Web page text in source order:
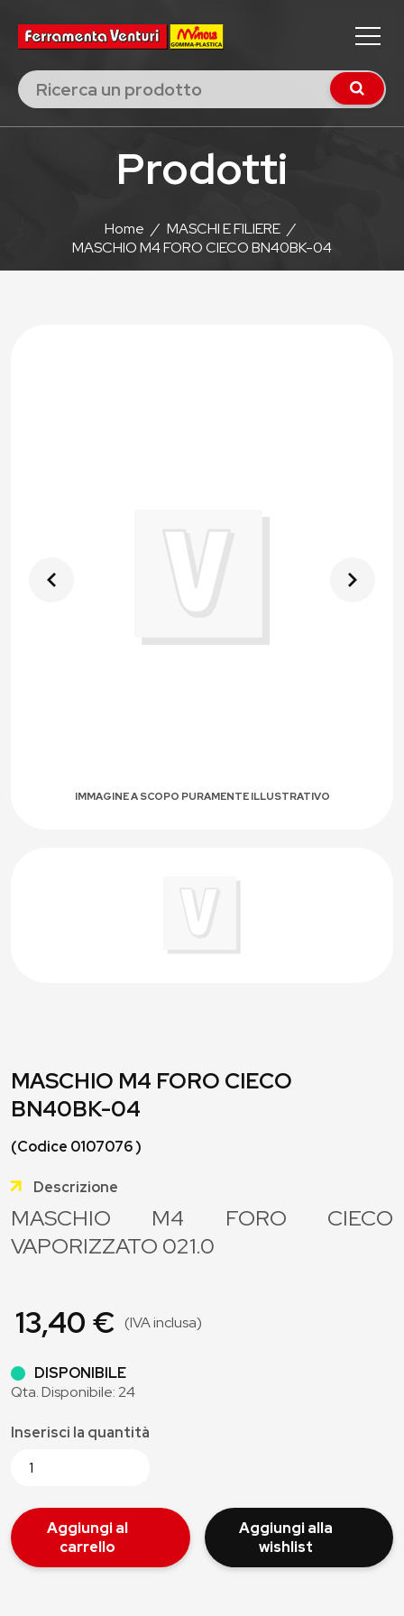
Prodotti
Home / MASCHI E FILIERE /
MASCHIO M4 FORO CIECO BN40BK-04
IMMAGINE A SCOPO PURAMENTE ILLUSTRATIVO
MASCHIO M4 FORO CIECO
BN40BK-04
(Codice 0107076 )
Descrizione
MASCHIO M4 FORO CIECO
VAPORIZZATO 021.0
13,40 € (IVA inclusa)
DISPONIBILE
Qta. Disponibile: 24
Inserisci la quantità
Aggiungi al
carrello
Aggiungi alla
wishlist